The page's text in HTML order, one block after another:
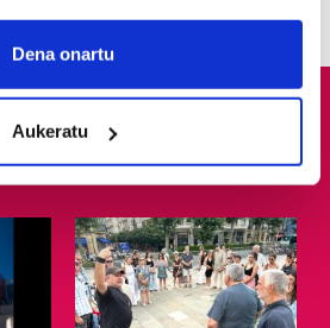
also like to:
about your geographical
by actively scanning it for
(fingerprinting)
in thedetails section.
zure datu pertsonalak
IP zenbakia, besteak beste,
Dena onartu
Aukeratu